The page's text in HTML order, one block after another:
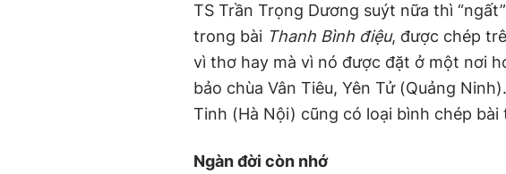
TS Trần Trọng Dương suýt nữa thì
trong bài Thanh Bình điệu, được chép
vì thơ hay mà vì nó được đặt ở một nơi
bảo chùa Vân Tiêu, Yên Tử (Quảng
Tinh (Hà Nội) cũng có loại bình chép bài
Ngàn đời còn nhớ